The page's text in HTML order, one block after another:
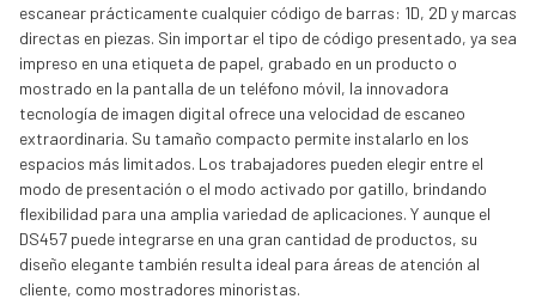
escanear prácticamente cualquier código de barras: 1D, 2D y marcas
directas en piezas. Sin importar el tipo de código presentado, ya sea
impreso en una etiqueta de papel, grabado en un producto o
mostrado en la pantalla de un teléfono móvil, la innovadora
tecnología de imagen digital ofrece una velocidad de escaneo
extraordinaria. Su tamaño compacto permite instalarlo en los
espacios más limitados. Los trabajadores pueden elegir entre el
modo de presentación o el modo activado por gatillo, brindando
flexibilidad para una amplia variedad de aplicaciones. Y aunque el
DS457 puede integrarse en una gran cantidad de productos, su
diseño elegante también resulta ideal para áreas de atención al
cliente, como mostradores minoristas.